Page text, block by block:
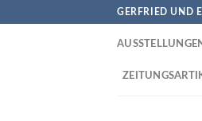
GERFRIED UND